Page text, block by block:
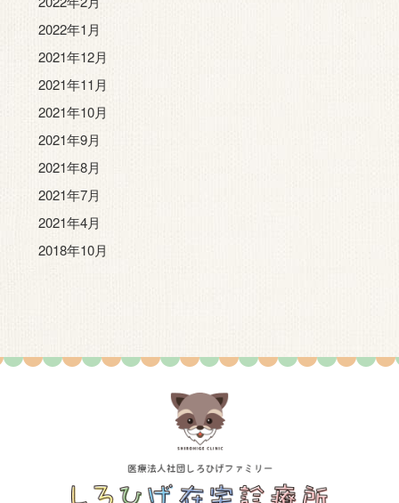
2022年1月
2021年12月
2021年11月
2021年10月
2021年9月
2021年8月
2021年7月
2021年4月
2018年10月